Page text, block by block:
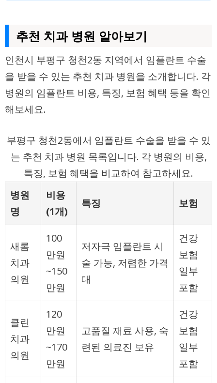
추천 치과 병원 알아보기
인천시 부평구 청천2동 지역에서 임플란트 수술
을 받을 수 있는 추천 치과 병원을 소개합니다. 각
병원의 임플란트 비용, 특징, 보험 혜택 등을 확인
해보세요.
부평구 청천2동에서 임플란트 수술을 받을 수 있
는 추천 치과 병원 목록입니다. 각 병원의 비용,
특징, 보험 혜택을 비교하여 참고하세요.
병원
명
비용
(1개)
특징 보험
새롬
치과
의원
100
만원
~150
만원
저자극 임플란트 시
술 가능, 저렴한 가격
대
건강
보험
일부
포함
클린
치과
의원
120
만원
~170
만원
고품질 재료 사용, 숙
련된 의료진 보유
건강
보험
일부
포함